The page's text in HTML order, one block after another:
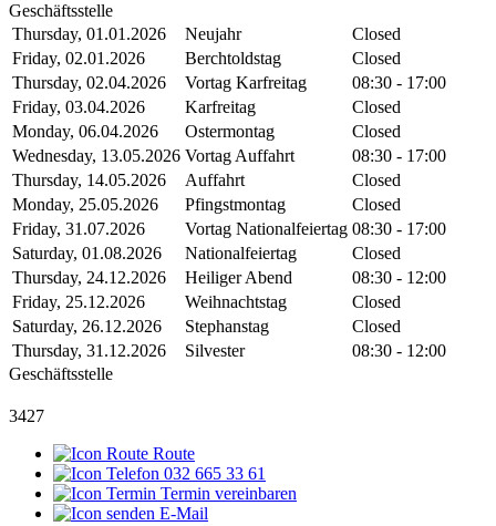
Geschäftsstelle
Thursday, 01.01.2026
Neujahr
Closed
Friday, 02.01.2026
Berchtoldstag
Closed
Thursday, 02.04.2026
Vortag Karfreitag
08:30 - 17:00
Friday, 03.04.2026
Karfreitag
Closed
Monday, 06.04.2026
Ostermontag
Closed
Wednesday, 13.05.2026 Vortag Auffahrt
08:30 - 17:00
Thursday, 14.05.2026
Auffahrt
Closed
Monday, 25.05.2026
Pfingstmontag
Closed
Friday, 31.07.2026
Vortag Nationalfeiertag 08:30 - 17:00
Saturday, 01.08.2026
Nationalfeiertag
Closed
Thursday, 24.12.2026
Heiliger Abend
08:30 - 12:00
Friday, 25.12.2026
Weihnachtstag
Closed
Saturday, 26.12.2026
Stephanstag
Closed
Thursday, 31.12.2026
Silvester
08:30 - 12:00
Geschäftsstelle
3427
Route
032 665 33 61
Termin vereinbaren
E-Mail